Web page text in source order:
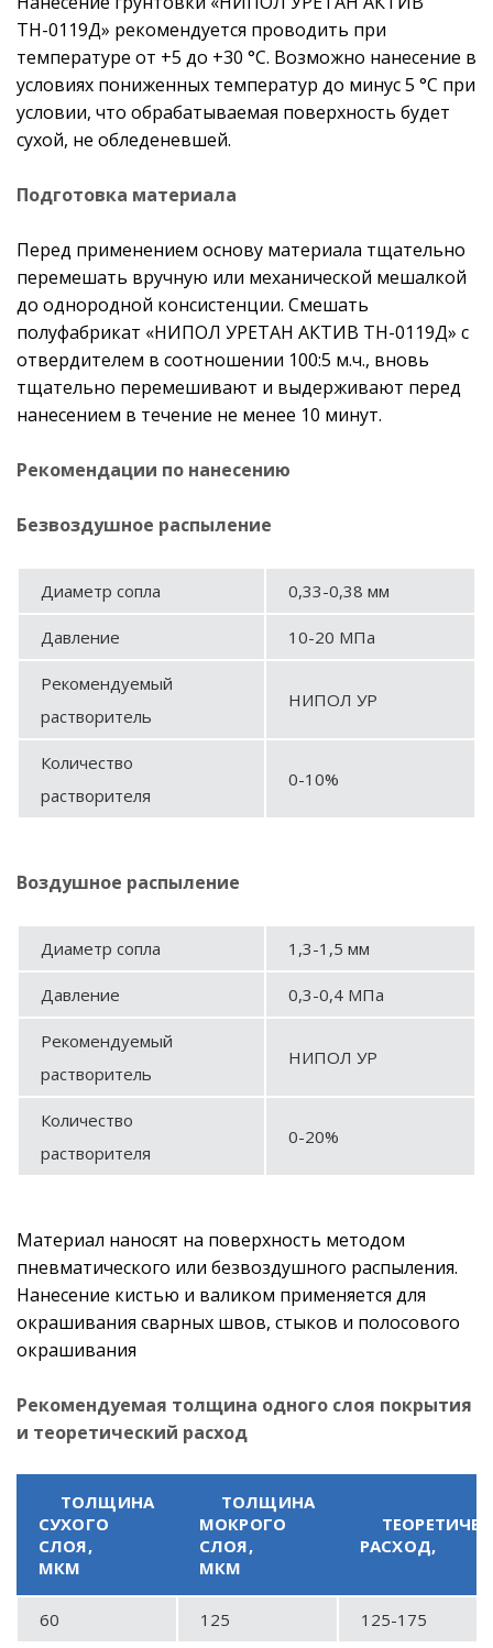
ТН-0119Д» рекомендуется проводить при
температуре от +5 до +30 °С. Возможно нанесение в
условиях пониженных температур до минус 5 °С при
условии, что обрабатываемая поверхность будет
сухой, не обледеневшей.
Подготовка материала
Перед применением основу материала тщательно
перемешать вручную или механической мешалкой
до однородной консистенции. Смешать
полуфабрикат «НИПОЛ УРЕТАН АКТИВ ТН-0119Д» с
отвердителем в соотношении 100:5 м.ч., вновь
тщательно перемешивают и выдерживают перед
нанесением в течение не менее 10 минут.
Рекомендации по нанесению
Безвоздушное распыление
Диаметр сопла 0,33-0,38 мм
Давление 10-20 МПа
Рекомендуемый
растворитель
НИПОЛ УР
Количество
растворителя
0-10%
Воздушное распыление
Диаметр сопла 1,3-1,5 мм
Давление 0,3-0,4 МПа
Рекомендуемый
растворитель
НИПОЛ УР
Количество
растворителя
0-20%
Материал наносят на поверхность методом
пневматического или безвоздушного распыления.
Нанесение кистью и валиком применяется для
окрашивания сварных швов, стыков и полосового
окрашивания
Рекомендуемая толщина одного слоя покрытия
и теоретический расход
ТОЛЩИНА
СУХОГО
СЛОЯ,
МКМ
ТОЛЩИНА
МОКРОГО
СЛОЯ,
МКМ
РАСХОД,
60 125 125-175